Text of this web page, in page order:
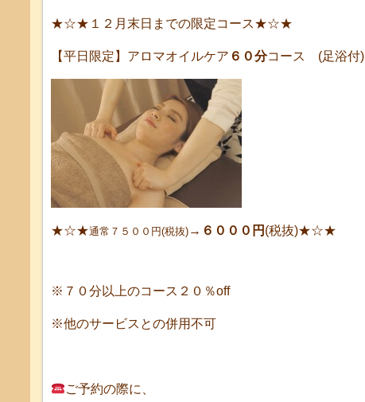
★☆★１２月末日までの限定コース★☆★
【平日限定】アロマオイルケア ６０分コース (足浴付)
★☆★通常７５００円(税抜) → ６０００円 (税抜)★☆★
※７０分以上のコース２０％off
※他のサービスとの併用不可
ご予約の際に、